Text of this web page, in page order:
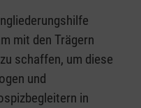
mit den Trägern
schaffen, um diese
und
in